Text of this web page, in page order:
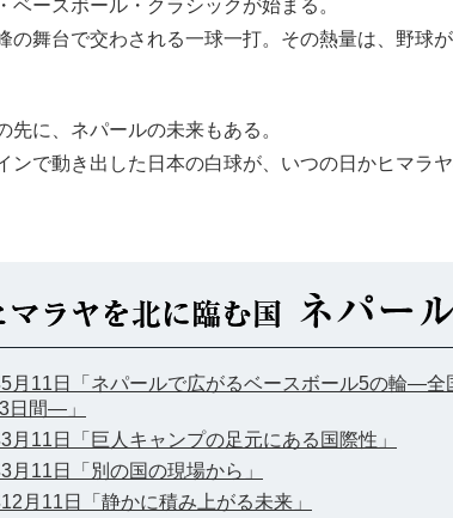
ースボール・クラシックが始まる。
舞台で交わされる一球一打。その熱量は、野球
に、ネパールの未来もある。
ンで動き出した日本の白球が、いつの日かヒマラ
月11日「ネパールで広がるベースボール5の輪―全
日間―」
月11日「巨人キャンプの足元にある国際性」
月11日「別の国の現場から」
月11日「静かに積み上がる未来」